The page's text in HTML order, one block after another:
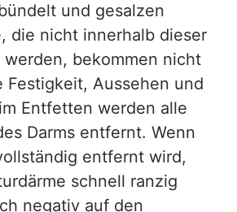
und gesalzen
die nicht innerhalb dieser
bekommen nicht
Festigkeit, Aussehen und
Entfetten werden alle
Darms entfernt. Wenn
entfernt wird,
schnell ranzig
negativ auf den